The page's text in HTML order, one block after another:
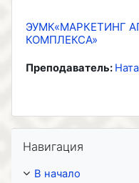
ЭУМК«МАРКЕТИНГ
КОМПЛЕКСА»
Преподаватель:
Навигация
В начало